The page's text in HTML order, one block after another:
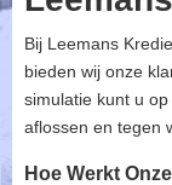
Bij Leemans
bieden wij onze
simulatie kunt u
aflossen en tegen
Hoe Werkt